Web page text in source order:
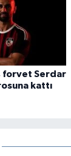
forvet Serdar
kattı